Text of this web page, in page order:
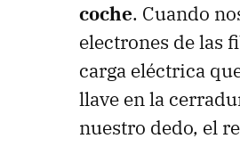
coche. Cuando
electrones de las
carga eléctrica
llave en la
nuestro dedo, el